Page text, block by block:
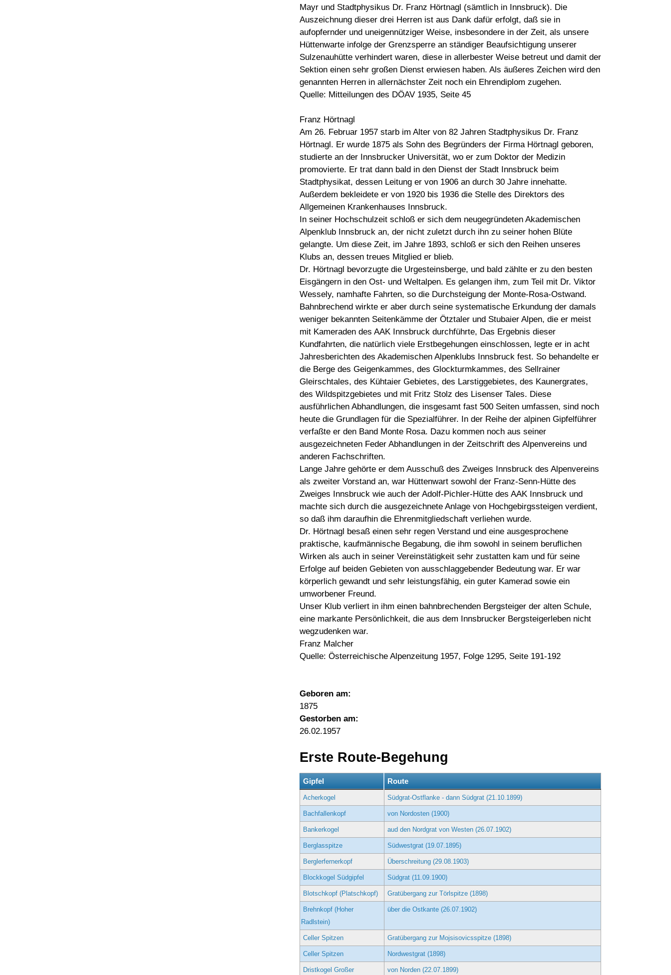
Mayr und Stadtphysikus Dr. Franz Hörtnagl (sämtlich in Innsbruck). Die
Auszeichnung dieser drei Herren ist aus Dank dafür erfolgt, daß sie in
aufopfernder und uneigennütziger Weise, insbesondere in der Zeit, als unsere
Hüttenwarte infolge der Grenzsperre an ständiger Beaufsichtigung unserer
Sulzenauhütte verhindert waren, diese in allerbester Weise betreut und damit der
Sektion einen sehr großen Dienst erwiesen haben. Als äußeres Zeichen wird den
genannten Herren in allernächster Zeit noch ein Ehrendiplom zugehen.
Quelle: Mitteilungen des DÖAV 1935, Seite 45
Franz Hörtnagl
Am 26. Februar 1957 starb im Alter von 82 Jahren Stadtphysikus Dr. Franz
Hörtnagl. Er wurde 1875 als Sohn des Begründers der Firma Hörtnagl geboren,
studierte an der Innsbrucker Universität, wo er zum Doktor der Medizin
promovierte. Er trat dann bald in den Dienst der Stadt Innsbruck beim
Stadtphysikat, dessen Leitung er von 1906 an durch 30 Jahre innehatte.
Außerdem bekleidete er von 1920 bis 1936 die Stelle des Direktors des
Allgemeinen Krankenhauses Innsbruck.
In seiner Hochschulzeit schloß er sich dem neugegründeten Akademischen
Alpenklub Innsbruck an, der nicht zuletzt durch ihn zu seiner hohen Blüte
gelangte. Um diese Zeit, im Jahre 1893, schloß er sich den Reihen unseres
Klubs an, dessen treues Mitglied er blieb.
Dr. Hörtnagl bevorzugte die Urgesteinsberge, und bald zählte er zu den besten
Eisgängern in den Ost- und Weltalpen. Es gelangen ihm, zum Teil mit Dr. Viktor
Wessely, namhafte Fahrten, so die Durchsteigung der Monte-Rosa-Ostwand.
Bahnbrechend wirkte er aber durch seine systematische Erkundung der damals
weniger bekannten Seitenkämme der Ötztaler und Stubaier Alpen, die er meist
mit Kameraden des AAK Innsbruck durchführte, Das Ergebnis dieser
Kundfahrten, die natürlich viele Erstbegehungen einschlossen, legte er in acht
Jahresberichten des Akademischen Alpenklubs Innsbruck fest. So behandelte er
die Berge des Geigenkammes, des Glockturmkammes, des Sellrainer
Gleirschtales, des Kühtaier Gebietes, des Larstiggebietes, des Kaunergrates,
des Wildspitzgebietes und mit Fritz Stolz des Lisenser Tales. Diese
ausführlichen Abhandlungen, die insgesamt fast 500 Seiten umfassen, sind noch
heute die Grundlagen für die Spezialführer. In der Reihe der alpinen Gipfelführer
verfaßte er den Band Monte Rosa. Dazu kommen noch aus seiner
ausgezeichneten Feder Abhandlungen in der Zeitschrift des Alpenvereins und
anderen Fachschriften.
Lange Jahre gehörte er dem Ausschuß des Zweiges Innsbruck des Alpenvereins
als zweiter Vorstand an, war Hüttenwart sowohl der Franz-Senn-Hütte des
Zweiges Innsbruck wie auch der Adolf-Pichler-Hütte des AAK Innsbruck und
machte sich durch die ausgezeichnete Anlage von Hochgebirgssteigen verdient,
so daß ihm daraufhin die Ehrenmitgliedschaft verliehen wurde.
Dr. Hörtnagl besaß einen sehr regen Verstand und eine ausgesprochene
praktische, kaufmännische Begabung, die ihm sowohl in seinem beruflichen
Wirken als auch in seiner Vereinstätigkeit sehr zustatten kam und für seine
Erfolge auf beiden Gebieten von ausschlaggebender Bedeutung war. Er war
körperlich gewandt und sehr leistungsfähig, ein guter Kamerad sowie ein
umworbener Freund.
Unser Klub verliert in ihm einen bahnbrechenden Bergsteiger der alten Schule,
eine markante Persönlichkeit, die aus dem Innsbrucker Bergsteigerleben nicht
wegzudenken war.
Franz Malcher
Quelle: Österreichische Alpenzeitung 1957, Folge 1295, Seite 191-192
Geboren am:
1875
Gestorben am:
26.02.1957
Erste Route-Begehung
Gipfel Route
Acherkogel Südgrat-Ostflanke - dann Südgrat (21.10.1899)
Bachfallenkopf von Nordosten (1900)
Bankerkogel aud den Nordgrat von Westen (26.07.1902)
Berglasspitze Südwestgrat (19.07.1895)
Berglerfernerkopf Überschreitung (29.08.1903)
Blockkogel Südgipfel Südgrat (11.09.1900)
Blotschkopf (Platschkopf) Gratübergang zur Törlspitze (1898)
Brehnkopf (Hoher
Radlstein)
über die Ostkante (26.07.1902)
Celler Spitzen Gratübergang zur Mojsisovicsspitze (1898)
Celler Spitzen Nordwestgrat (1898)
Dristkogel Großer von Norden (22.07.1899)